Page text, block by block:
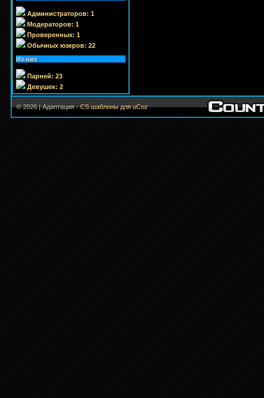
Администраторов: 1
Модераторов: 1
Проверенных: 1
Обычных юзеров: 22
Из них
Парней: 23
Девушек: 2
© 2026 | Адаптация -CS шаблоны для uCoz